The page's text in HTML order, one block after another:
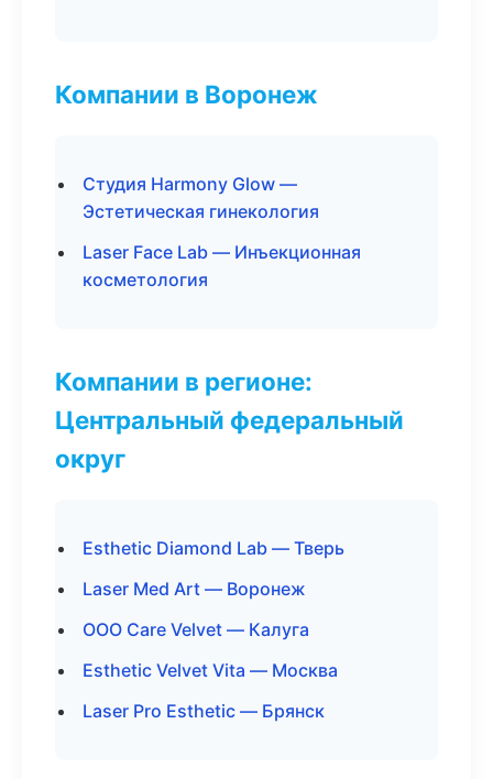
Компании в Воронеж
Студия Harmony Glow —
Эстетическая гинекология
Laser Face Lab — Инъекционная
косметология
Компании в регионе:
Центральный федеральный
округ
Esthetic Diamond Lab — Тверь
Laser Med Art — Воронеж
ООО Care Velvet — Калуга
Esthetic Velvet Vita — Москва
Laser Pro Esthetic — Брянск